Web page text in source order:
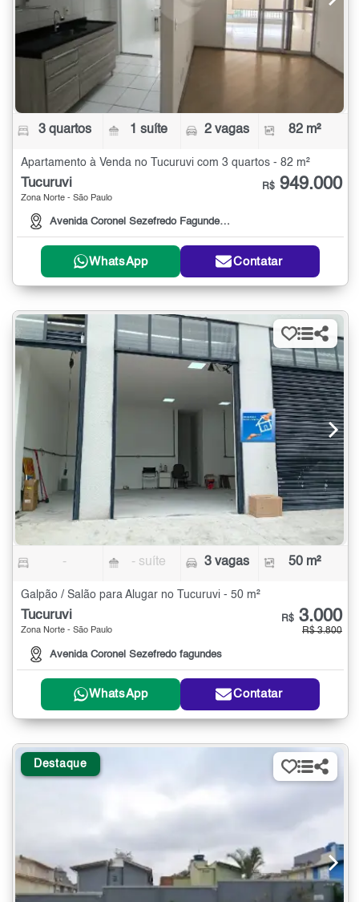
3 quartos 1 suíte 2 vagas 82 m²
Apartamento à Venda no Tucuruvi com 3 quartos - 82 m²
Tucuruvi
Zona Norte - São Paulo
Avenida Coronel Sezefredo Fagundes, 655
R$ 949.000
WhatsApp Contatar
- - suíte 3 vagas 50 m²
Galpão / Salão para Alugar no Tucuruvi - 50 m²
Tucuruvi
Zona Norte - São Paulo
Avenida Coronel Sezefredo fagundes
R$ 3.000
R$ 3.800
WhatsApp Contatar
Destaque